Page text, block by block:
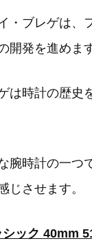
・ブレゲは、
開発を進めます
は時計の歴史
腕時計の一つ
じさせます。
ック 40mm